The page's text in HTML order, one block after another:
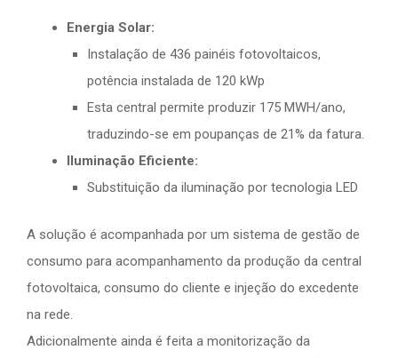
Energia Solar:
Instalação de 436 painéis fotovoltaicos,
potência instalada de 120 kWp
Esta central permite produzir 175 MWH/ano,
traduzindo-se em poupanças de 21% da fatura.
Iluminação Eficiente:
Substituição da iluminação por tecnologia LED
A solução é acompanhada por um sistema de gestão de
consumo para acompanhamento da produção da central
fotovoltaica, consumo do cliente e injeção do excedente
na rede.
Adicionalmente ainda é feita a monitorização da